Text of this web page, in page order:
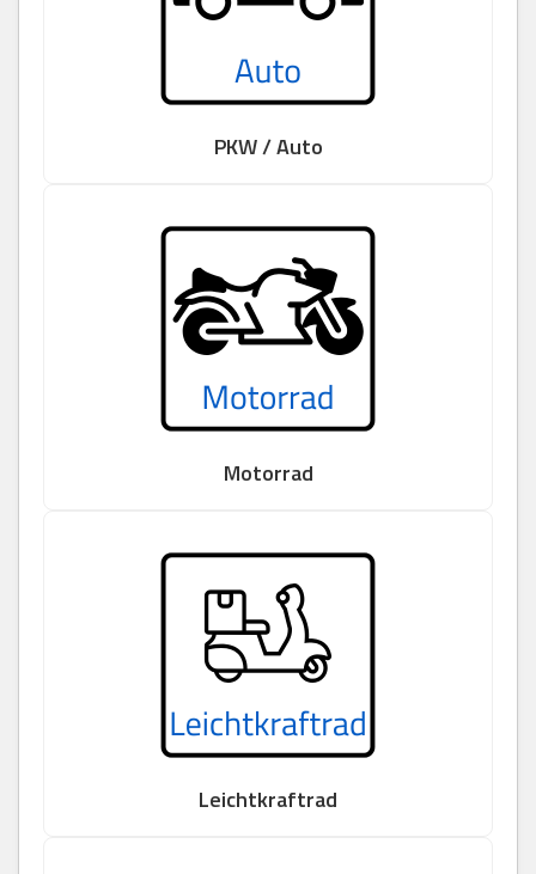
PKW / Auto
Motorrad
Leichtkraftrad